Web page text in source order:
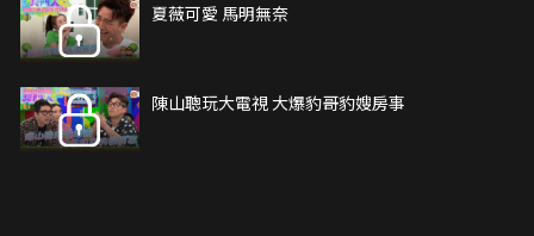
夏薇可愛 馬明無奈
陳山聰玩大電視 大爆豹哥豹嫂房事